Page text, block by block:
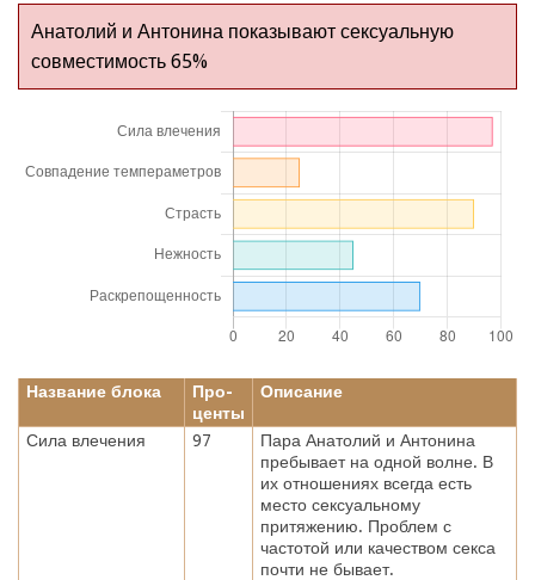
Анатолий и Антонина показывают сексуальную
совместимость 65%
Название блока
Про-
центы
Описание
Сила влечения 97
Пара Анатолий и Антонина
пребывает на одной волне. В
их отношениях всегда есть
место сексуальному
притяжению. Проблем с
частотой или качеством секса
почти не бывает.